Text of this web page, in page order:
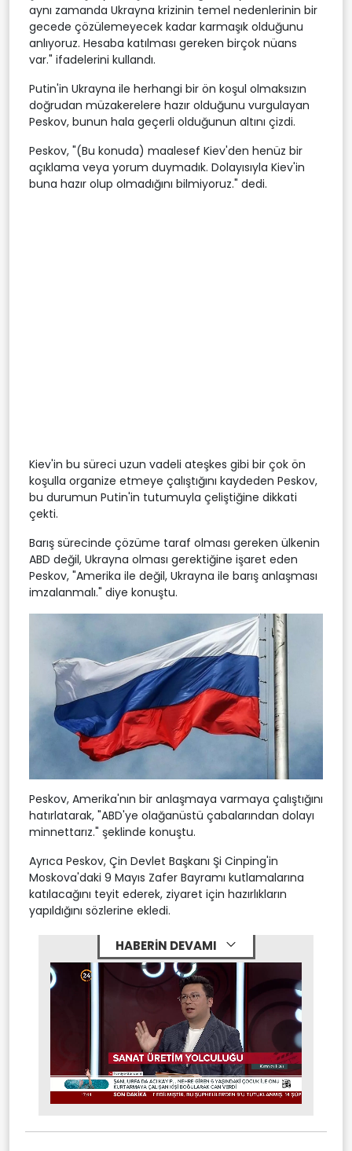
aynı zamanda Ukrayna krizinin temel nedenlerinin bir
gecede çözülemeyecek kadar karmaşık olduğunu
anlıyoruz. Hesaba katılması gereken birçok nüans
var." ifadelerini kullandı.
Putin'in Ukrayna ile herhangi bir ön koşul olmaksızın
doğrudan müzakerelere hazır olduğunu vurgulayan
Peskov, bunun hala geçerli olduğunun altını çizdi.
Peskov, "(Bu konuda) maalesef Kiev'den henüz bir
açıklama veya yorum duymadık. Dolayısıyla Kiev'in
buna hazır olup olmadığını bilmiyoruz." dedi.
Kiev'in bu süreci uzun vadeli ateşkes gibi bir çok ön
koşulla organize etmeye çalıştığını kaydeden Peskov,
bu durumun Putin'in tutumuyla çeliştiğine dikkati
çekti.
Barış sürecinde çözüme taraf olması gereken ülkenin
ABD değil, Ukrayna olması gerektiğine işaret eden
Peskov, "Amerika ile değil, Ukrayna ile barış anlaşması
imzalanmalı." diye konuştu.
Peskov, Amerika'nın bir anlaşmaya varmaya çalıştığını
hatırlatarak, "ABD'ye olağanüstü çabalarından dolayı
minnettarız." şeklinde konuştu.
Ayrıca Peskov, Çin Devlet Başkanı Şi Cinping'in
Moskova'daki 9 Mayıs Zafer Bayramı kutlamalarına
katılacağını teyit ederek, ziyaret için hazırlıkların
yapıldığını sözlerine ekledi.
HABERİN DEVAMI
Mute Stream